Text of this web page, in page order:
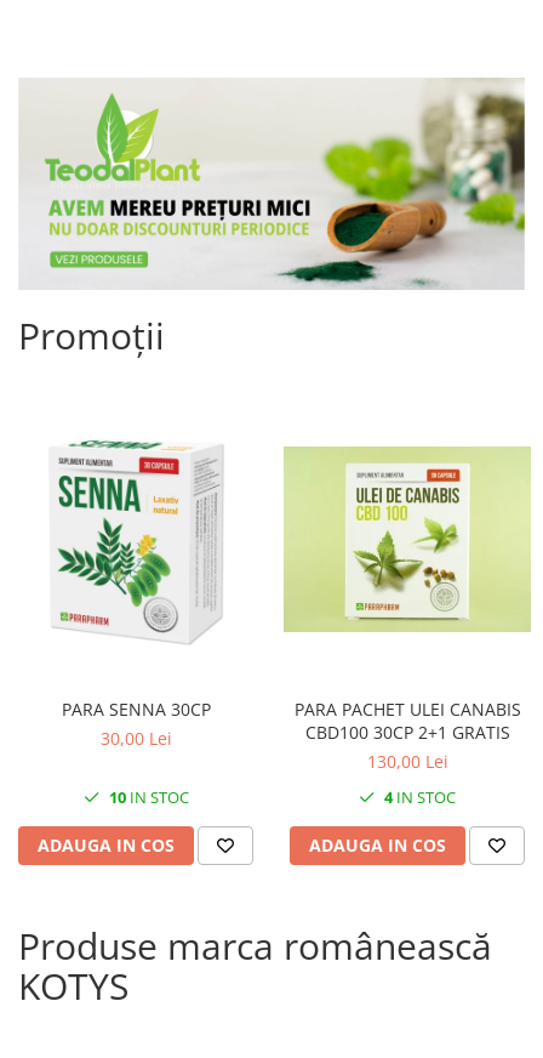
Promoții
PARA SENNA 30CP
30,00 Lei
10IN STOC
ADAUGA IN COS
PARA PACHET ULEI CANABIS
CBD100 30CP 2+1 GRATIS
130,00 Lei
4IN STOC
ADAUGA IN COS
Produse marca românească
KOTYS